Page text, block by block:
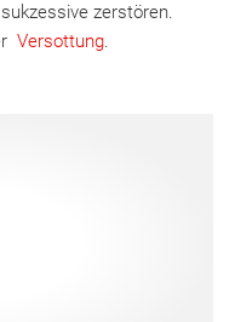
zerstören.
Versottung.